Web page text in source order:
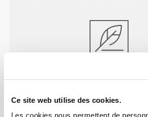
Ce site web utilise des cookies.
Les cookies nous permettent de
LÉGÈRE